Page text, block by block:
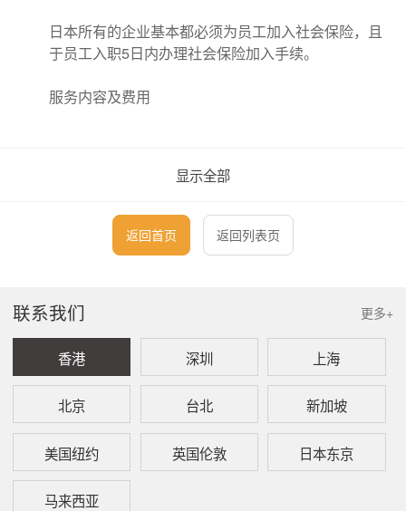
日本所有的企业基本都必须为员工加入社会保险，且
于员工入职5日内办理社会保险加入手续。
服务内容及费用
日本公司在首次办理员工社会保险加入手续
所提供日本公司社会保险登记手续的
次50,000日元 （非首次办理时此项不需要），
为员工办理社会保险加入手续的费用为每人每
(1) 回答客户关于日本社会保险加入手续的问
(2) 编制日本公司社会保险登记手续的相关资
料（如需）；
(3) 编制员工社会保险加入手续的相关资料
等；
(4) 向主管机构提交社会保险加入申请资料；
(5) 将社会保险加入手续完成后的资料移交给
客户。
显示全部
返回首页 返回列表页
更多+
联系我们
香港 深圳 上海
北京 台北 新加坡
美国纽约 英国伦敦 日本东京
马来西亚